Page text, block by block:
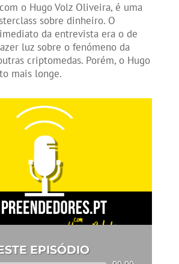
o Hugo Volz Oliveira, é uma
sobre dinheiro. O
da entrevista era o de
luz sobre o fenómeno da
criptomedas. Porém, o Hugo
mais longe.
EPISÓDIO